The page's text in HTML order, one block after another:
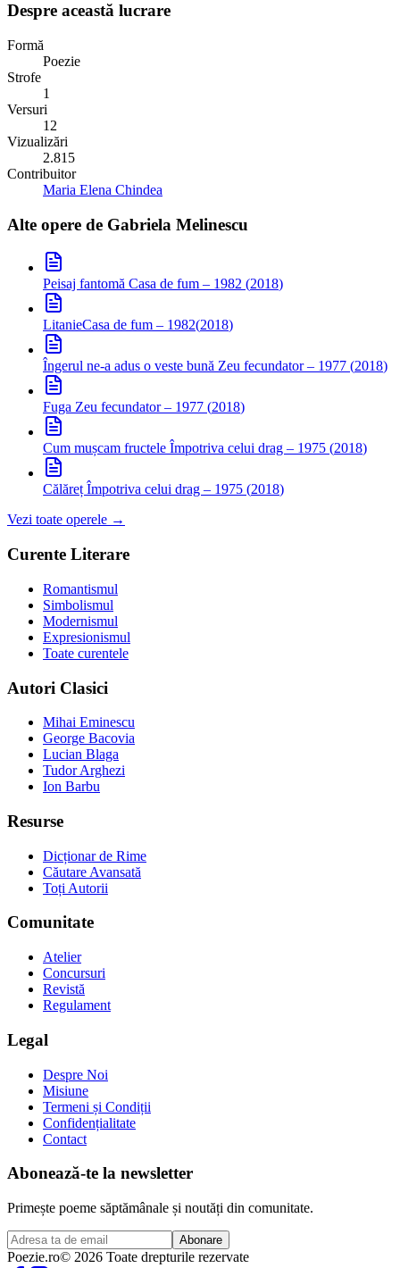
Despre această lucrare
Formă
Poezie
Strofe
1
Versuri
12
Vizualizări
2.815
Contribuitor
Maria Elena Chindea
Alte opere de Gabriela Melinescu
Peisaj fantomă Casa de fum – 1982 (2018)
LitanieCasa de fum – 1982(2018)
Îngerul ne-a adus o veste bună Zeu fecundator – 1977 (2018)
Fuga Zeu fecundator – 1977 (2018)
Cum mușcam fructele Împotriva celui drag – 1975 (2018)
CălărețÎmpotriva celui drag – 1975 (2018)
Vezi toate operele →
Curente Literare
Romantismul
Simbolismul
Modernismul
Expresionismul
Toate curentele
Autori Clasici
Mihai Eminescu
George Bacovia
Lucian Blaga
Tudor Arghezi
Ion Barbu
Resurse
Dicționar de Rime
Căutare Avansată
Toți Autorii
Comunitate
Atelier
Concursuri
Revistă
Regulament
Legal
Despre Noi
Misiune
Termeni și Condiții
Confidențialitate
Contact
Abonează-te la newsletter
Primește poeme săptămânale și noutăți din comunitate.
Abonare
Poezie.ro© 2026 Toate drepturile rezervate